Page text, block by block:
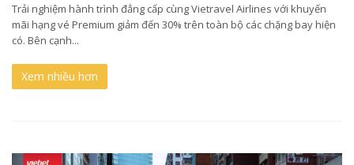
Trải nghiệm hành trình đẳng cấp cùng Vietravel Airlines với khuyến
mãi hạng vé Premium giảm đến 30% trên toàn bộ các chặng bay hiện
có. Bên cạnh...
Xem nhiều hơn